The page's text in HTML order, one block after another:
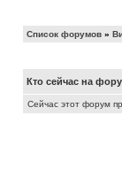
Список форумов »
Кто сейчас на
Сейчас этот форум